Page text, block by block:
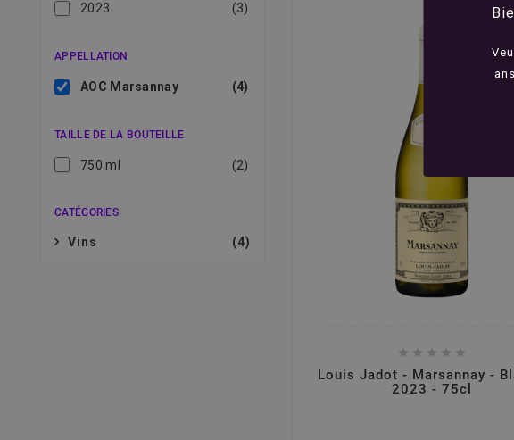
2023
(3)
APPELLATION
AOC Marsannay (4)
TAILLE DE LA BOUTEILLE
750 ml (2)
CATÉGORIES
Vins (4)
    
Louis Jadot - Marsannay -
2023 - 75cl